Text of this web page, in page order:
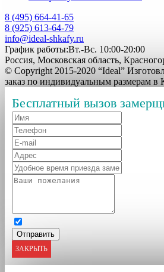
8 (495) 664-41-65
8 (925) 613-64-79
info@ideal-shkafy.ru
График работы:Вт.-Вс. 10:00-20:00
Россия, Московская область,
© Copyright 2015-2020 “Ideal”
заказ по индивидуальным размерам в
Бесплатный вызов
ЗАКРЫТЬ